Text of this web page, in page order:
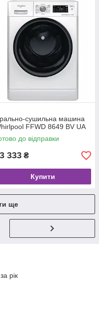
сушильна машина
FFWD 8649 BV UA
до відправки
333 ₴
Купити
ще
рік